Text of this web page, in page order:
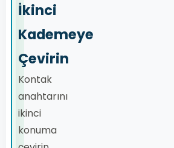
İkinci
Kademeye
Çevirin
Kontak
anahtarını
ikinci
konuma